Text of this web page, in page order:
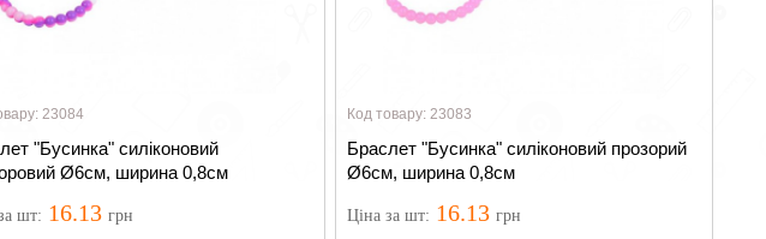
23084
"Бусинка" силіконовий
Ø6см, ширина 0,8см
шт: 16.13 грн
Код товару: 23083
Браслет "Бусинка" силіконовий прозорий
Ø6см, ширина 0,8см
Ціназа шт: 16.13 грн